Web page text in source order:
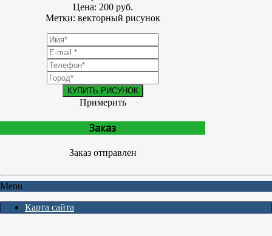
Цена: 200 руб.
Метки: векторный рисунок
КУПИТЬ РИСУНОК
Примерить
Заказ
Заказ отправлен
Menu
Карта сайта